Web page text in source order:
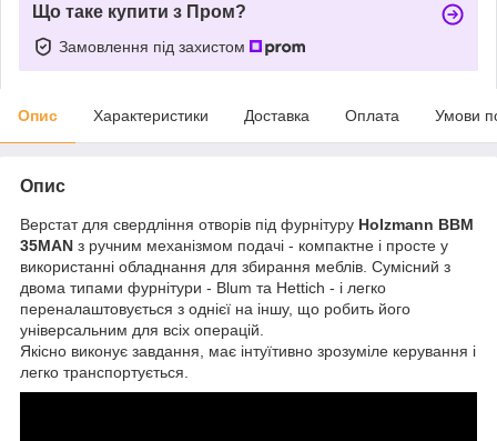
Що таке купити з Пром?
Замовлення під захистом
Опис Характеристики Доставка Оплата Умови
Опис
Верстат для свердління отворів під фурнітуру Holzmann BBM
35MAN з ручним механізмом подачі - компактне і просте у
використанні обладнання для збирання меблів. Сумісний з
двома типами фурнітури - Blum та Hettich - і легко
переналаштовується з однієї на іншу, що робить його
універсальним для всіх операцій.
Якісно виконує завдання, має інтуїтивно зрозуміле керування і
легко транспортується.